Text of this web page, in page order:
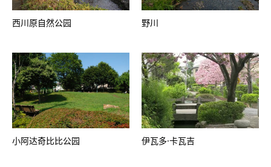
西川原自然公园 野川
小阿达奇比比公园 伊瓦多·卡瓦吉